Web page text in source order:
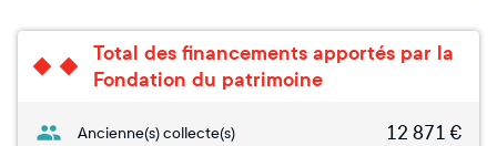
Total des financements apportés par la
Fondation du patrimoine
Ancienne(s) collecte(s) 12 871 €